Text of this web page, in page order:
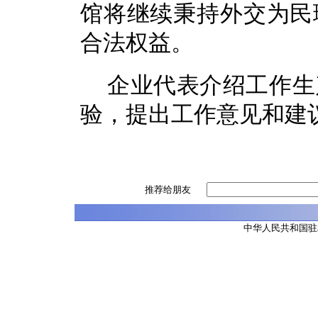
馆将继续秉持外交为
合法权益。
企业代表介绍工作
验，提出工作意见和建
推荐给朋友
中华人民共和国